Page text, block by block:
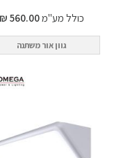
כולל מע"מ560.00 ₪
גוון אור משתנה